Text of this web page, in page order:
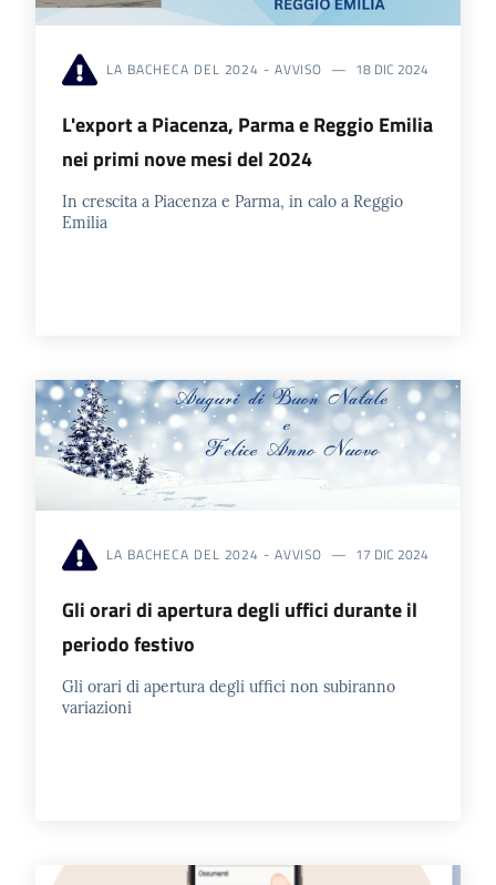
LA BACHECA DEL 2024 - AVVISO 18 DIC 2024
L'export a Piacenza, Parma e Reggio Emilia
nei primi nove mesi del 2024
In crescita a Piacenza e Parma, in calo a Reggio
Emilia
LA BACHECA DEL 2024 - AVVISO 17 DIC 2024
Gli orari di apertura degli uffici durante il
periodo festivo
Gli orari di apertura degli uffici non subiranno
variazioni